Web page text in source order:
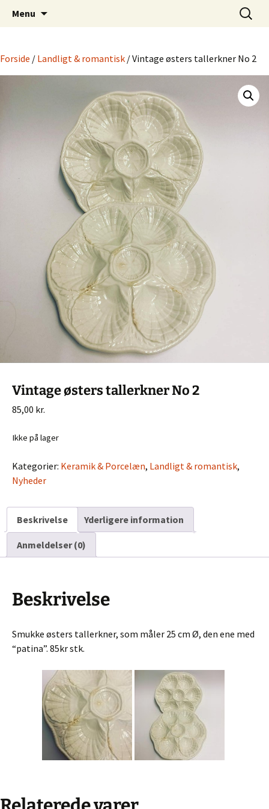
Retro-Shoppen.DK
Dansk Design fra 1940 til 1980
Menu
Søg
efter:
Forside / Landligt & romantisk / Vintage østers tallerkner No 2
Vintage østers tallerkner No 2
85,00 kr.
Ikke på lager
Kategorier: Keramik & Porcelæn, Landligt & romantisk,
Nyheder
Beskrivelse Yderligere information
Anmeldelser (0)
Beskrivelse
Smukke østers tallerkner, som måler 25 cm Ø, den ene med
“patina”. 85kr stk.